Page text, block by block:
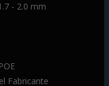
- 2.0 mm
Fabricante